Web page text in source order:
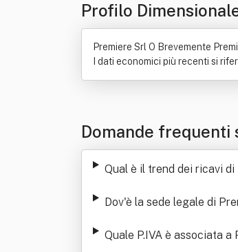
Profilo
Premiere Srl O Brevemente
I dati economici più recenti si
Domande frequenti
Qual è il trend dei ricavi
Dov'è la sede legale di
Quale P.IVA è associata